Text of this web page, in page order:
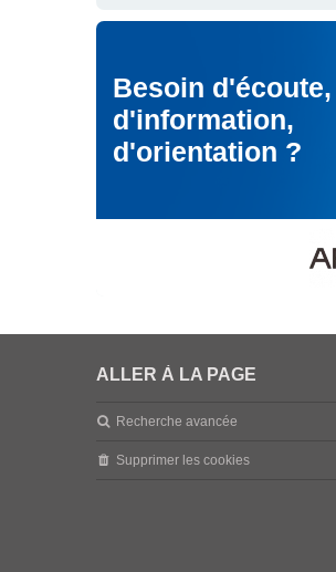
Besoin d'écoute,
d'information,
d'orientation ?
ALLER À LA PAGE
Recherche avancée
Supprimer les cookies